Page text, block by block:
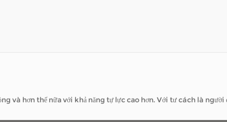
thế nữa với khả năng tự lực cao hơn. Với tư cách là người đáng tin